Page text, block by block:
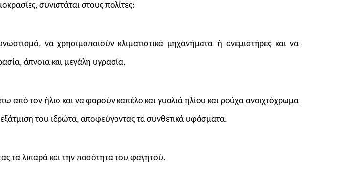
συνιστάται στους πολίτες:
να χρησιμοποιούν κλιματιστικά μηχανήματα ή ανεμιστήρες και να
άπνοια και μεγάλη υγρασία.
από τον ήλιο και να φορούν καπέλο και γυαλιά ηλίου και ρούχα ανοιχτόχρωμα
του ιδρώτα, αποφεύγοντας τα συνθετικά υφάσματα.
τα λιπαρά και την ποσότητα του φαγητού.